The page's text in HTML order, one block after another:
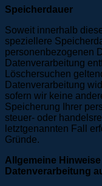
Speicherdauer
Soweit innerhalb
speziellere
personenbezogenen
Datenverarbeitung
Löschersuchen
Datenverarbeitung
sofern wir keine
Speicherung Ihrer
steuer- oder
letztgenannten Fall
Gründe.
Allgemeine
Datenverarbeitung